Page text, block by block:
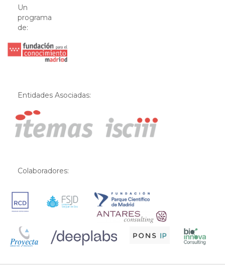
Un
programa
de:
Entidades Asociadas:
Colaboradores: